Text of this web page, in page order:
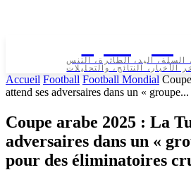
السلة، اليد، الطائرة، التنس
الأخبار، النتائج، والتحليلات
Accueil Football Football Mondial
attend ses adversaires dans un « groupe...
Coupe arabe 2025 : La
adversaires dans un «
pour des éliminatoires